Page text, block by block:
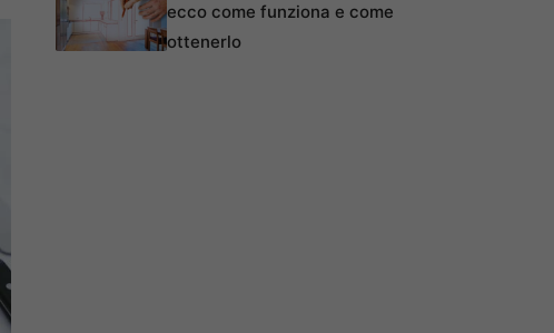
ecco come funziona e come
ottenerlo